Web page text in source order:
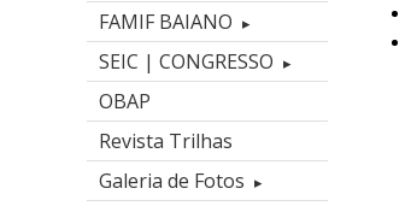
FAMIF BAIANO
SEIC | CONGRESSO
OBAP
Revista Trilhas
Galeria de Fotos